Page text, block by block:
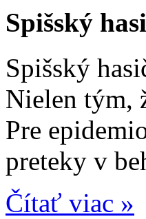
Spišský
Spišský
Nielen tým,
Pre
preteky v
Čítať viac »